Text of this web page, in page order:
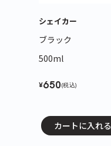
シェイカー
ブラック
500ml
¥650(税込)
カートに入れる